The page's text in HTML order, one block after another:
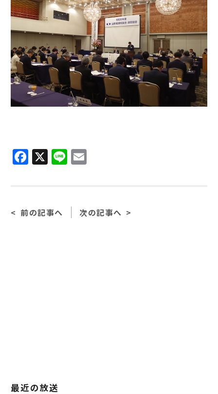
Facebook
X Line
前の記事へ 次の記事へ
最近の放送